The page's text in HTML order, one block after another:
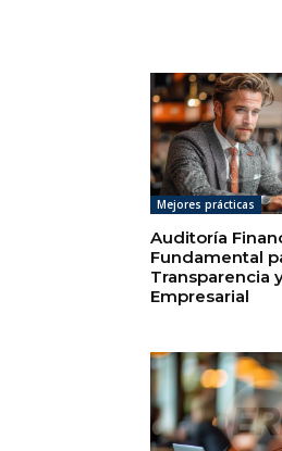
Mejores prácticas
Auditoría
Fundamental
Transparencia
Empresarial